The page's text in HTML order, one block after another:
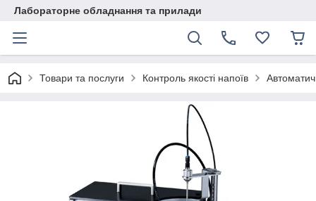
Лабораторне обладнання та прилади
Товари та послуги Контроль якості напоїв